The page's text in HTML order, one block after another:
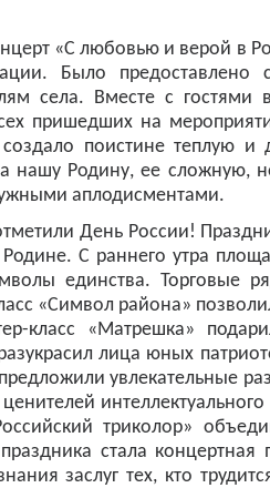
«С любовью и верой в
Было предоставлено
села. Вместе с гостями
пришедших на
поистине теплую и
нашу Родину, ее сложную,
аплодисментами.
День России!
С раннего утра
единства. Торговые
«Символ района»
класс «Матрешка»
лица юных
увлекательные
триколор»
стала концертная
заслуг тех, кто